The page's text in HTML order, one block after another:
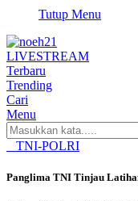
Tutup Menu
LIVESTREAM
Terbaru
Trending
Cari
Menu
TNI-POLRI
Panglima TNI Tinjau